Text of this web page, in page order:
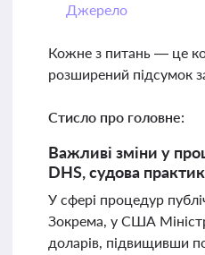
Джерело
Кожне з питань — це
розширений підсумок
Стисло про головне:
Важливі зміни у
DHS, судова
У сфері процедур
Зокрема, у США
доларів, підвищивши